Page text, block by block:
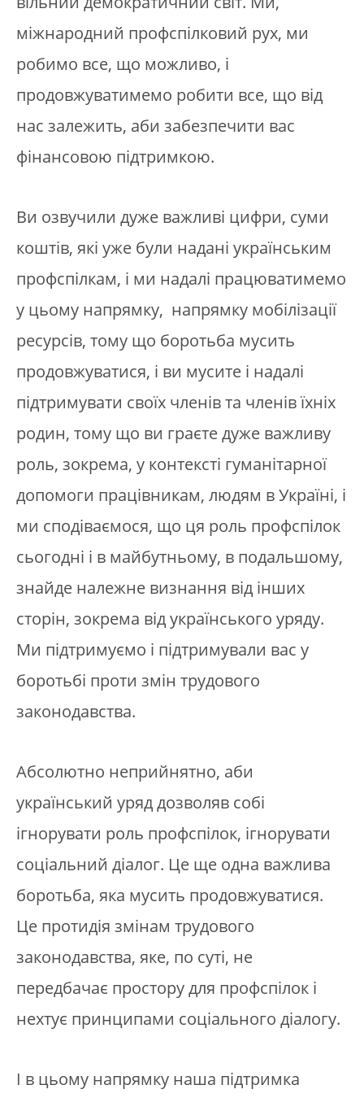
міжнародний профспілковий рух, ми
робимо все, що можливо, і
продовжуватимемо робити все, що від
нас залежить, аби забезпечити вас
фінансовою підтримкою.
Ви озвучили дуже важливі цифри, суми
коштів, які уже були надані українським
профспілкам, і ми надалі працюватимемо
у цьому напрямку, напрямку мобілізації
ресурсів, тому що боротьба мусить
продовжуватися, і ви мусите і надалі
підтримувати своїх членів та членів їхніх
родин, тому що ви граєте дуже важливу
роль, зокрема, у контексті гуманітарної
допомоги працівникам, людям в Україні, і
ми сподіваємося, що ця роль профспілок
сьогодні і в майбутньому, в подальшому,
знайде належне визнання від інших
сторін, зокрема від українського уряду.
Ми підтримуємо і підтримували вас у
боротьбі проти змін трудового
законодавства.
Абсолютно неприйнятно, аби
український уряд дозволяв собі
ігнорувати роль профспілок, ігнорувати
соціальний діалог. Це ще одна важлива
боротьба, яка мусить продовжуватися.
Це протидія змінам трудового
законодавства, яке, по суті, не
передбачає простору для профспілок і
нехтує принципами соціального діалогу.
І в цьому напрямку наша підтримка